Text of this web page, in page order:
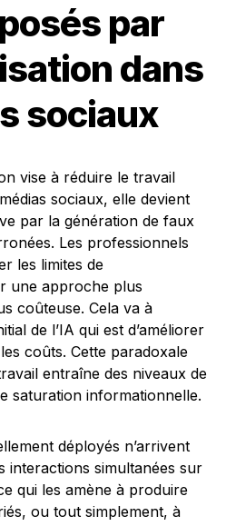
par
dans
sociaux
vise à réduire le travail
sociaux, elle devient
par la génération de faux
Les professionnels
les limites de
une approche plus
coûteuse. Cela va à
de l’IA qui est d’améliorer
coûts. Cette paradoxale
entraîne des niveaux de
saturation informationnelle.
déployés n’arrivent
interactions simultanées sur
qui les amène à produire
ou tout simplement, à